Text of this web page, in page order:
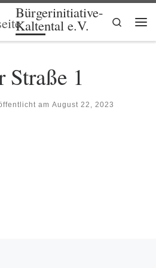
Bürgerinitiative-
Kaltental e.V.
Search
1
am August 22, 2023